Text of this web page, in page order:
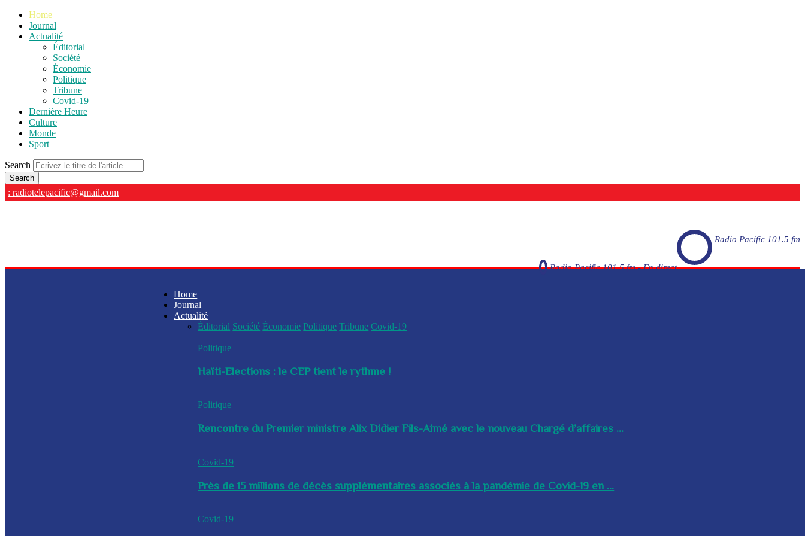
Home
Journal
Actualité
Éditorial
Société
Économie
Politique
Tribune
Covid-19
Dernière Heure
Culture
Monde
Sport
Search
: radiotelepacific@gmail.com
Radio Pacific 101.5 fm
Radio Pacific 101.5 fm - En direct
Home
Journal
Actualité
Éditorial Société Économie Politique Tribune Covid-19
Politique
Haïti-Elections : le CEP tient le rythme !
Politique
Rencontre du Premier ministre Alix Didier Fils-Aimé avec le nouveau Chargé d’affaires ...
Covid-19
Près de 15 millions de décès supplémentaires associés à la pandémie de Covid-19 en ...
Covid-19